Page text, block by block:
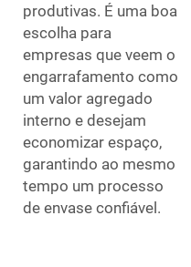
produtivas. É uma boa
escolha para
empresas que veem o
engarrafamento como
um valor agregado
interno e desejam
economizar espaço,
garantindo ao mesmo
tempo um processo
de envase confiável.